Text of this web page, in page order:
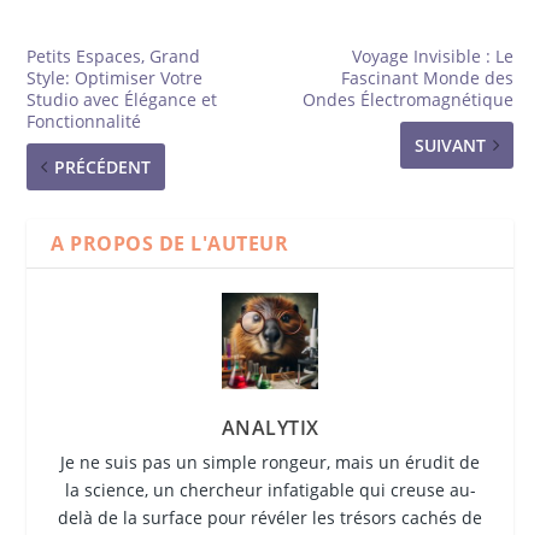
Petits Espaces, Grand
Style: Optimiser Votre
Studio avec Élégance et
Fonctionnalité
PRÉCÉDENT
Voyage Invisible : Le
Fascinant Monde des
Ondes Électromagnétique
SUIVANT
A PROPOS DE L'AUTEUR
ANALYTIX
Je ne suis pas un simple rongeur, mais un érudit de
la science, un chercheur infatigable qui creuse au-
delà de la surface pour révéler les trésors cachés de